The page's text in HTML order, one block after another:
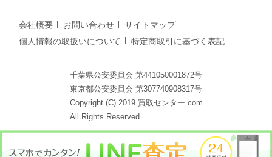
会社概要 お問い合わせ
サイトマップ
個人情報の取扱いについて
特定商取引に基づく表記
千葉県公安委員会 第441050001872号
東京都公安委員会 第307740908317号
Copyright (C) 2019 買取センター.com
All Rights Reserved.